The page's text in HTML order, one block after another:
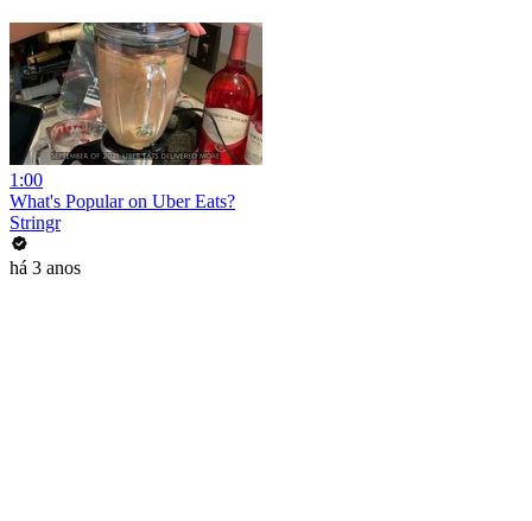
1:00
What's Popular on Uber Eats?
Stringr
há 3 anos